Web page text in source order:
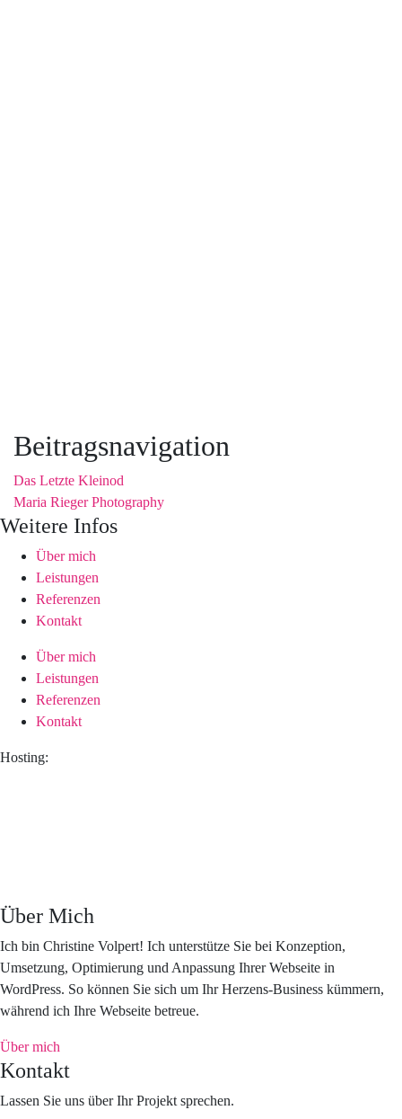
Beitragsnavigation
Das Letzte Kleinod
Maria Rieger Photography
Weitere Infos
Über mich
Leistungen
Referenzen
Kontakt
Über mich
Leistungen
Referenzen
Kontakt
Hosting:
Über Mich
Ich bin Christine Volpert! Ich unterstütze Sie bei Konzeption,
Umsetzung, Optimierung und Anpassung Ihrer Webseite in
WordPress. So können Sie sich um Ihr Herzens-Business kümmern,
während ich Ihre Webseite betreue.
Über mich
Kontakt
Lassen Sie uns über Ihr Projekt sprechen.